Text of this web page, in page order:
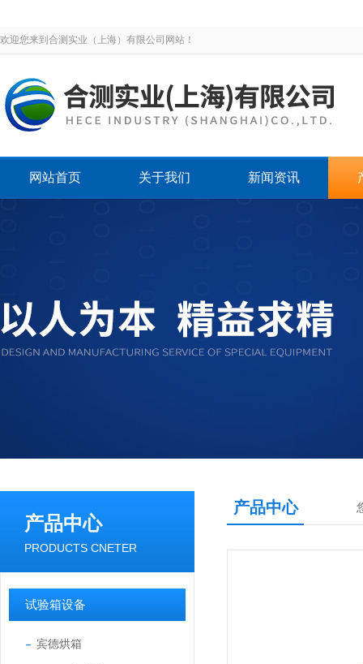
欢迎您来到合测实业（上海）有限公司网站！
网站首页 关于我们 新闻资讯
产品中心
PRODUCTS CNETER
试验箱设备
宾德烘箱
产品中心